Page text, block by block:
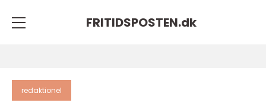
FRITIDSPOSTEN.dk
redaktionel